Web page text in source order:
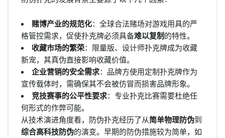
赌博产业的规范化：全球合法赌场对游戏用具的严
格管控需求，促使扑克牌必须具备难以复制 的特性。
收藏市场的繁荣：限量版、设计师扑克牌成为收藏
新宠，其真伪直接影响收藏价值。
企业营销的安全需求：品牌方使用定制扑克牌作为
宣传载体时，需确保其不会被仿冒而损害品牌形象。
竞技赛事的公平性要求：专业扑克比赛需要杜绝任
何形式的作弊可能。
从技术演进角度看，防伪扑克经历了从简单物理防伪到
综合高科技防伪的演变。早期的防伪措施较为简单，如